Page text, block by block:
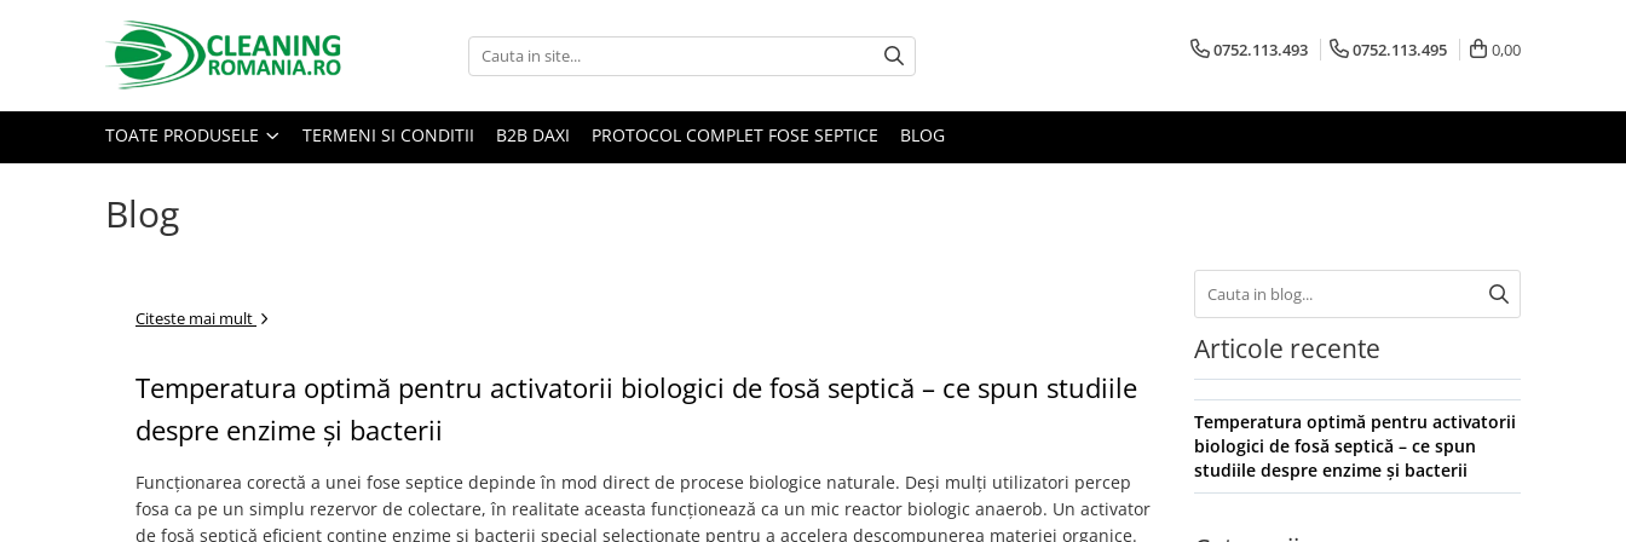
Toate Produsele
Curatenie & Intretinere Casa
Detergenti si solutii concentrate
Produse Bio pentru Casa
suprafete de lemn si mobila
Detergenti si solutii pentru baie
Curatenie Traditionala
Detergenti de vase si solutii
0752.113.493 0752.113.495 0,00
TOATE PRODUSELE TERMENI SI CONDITII B2B DAXI PROTOCOL COMPLET FOSE SEPTICE BLOG
Blog
Citeste mai mult
Temperatura optimă pentru activatorii biologici de fosă septică – ce spun studiile
despre enzime și bacterii
Funcționarea corectă a unei fose septice depinde în mod direct de procese biologice naturale. Deși mulți utilizatori percep
fosa ca pe un simplu rezervor de colectare, în realitate aceasta funcționează ca un mic reactor biologic anaerob. Un activator
de fosă septică eficient conține enzime și bacterii special selecționate pentru a accelera descompunerea materiei organice.
Articole recente
Temperatura optimă pentru activatorii
biologici de fosă septică – ce spun
studiile despre enzime și bacterii